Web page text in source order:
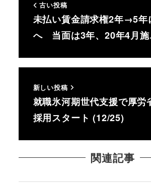
古い投稿
未払い賃金請求権2年→5年
へ 当面は3年、20年4月
新しい投稿
就職氷河期世代支援で厚労
採用スタート (12/25)
関連記事